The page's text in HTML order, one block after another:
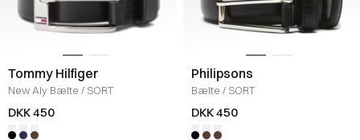
Tommy Hilfiger
New Aly Bælte / SORT
DKK 450
Philipsons
Bælte / SORT
DKK 450